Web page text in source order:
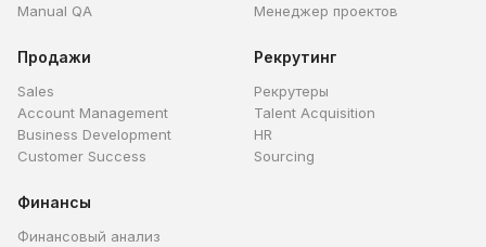
Manual QA
Менеджер проектов
Продажи
Sales
Account Management
Business Development
Customer Success
Рекрутинг
Рекрутеры
Talent Acquisition
HR
Sourcing
Финансы
Финансовый анализ